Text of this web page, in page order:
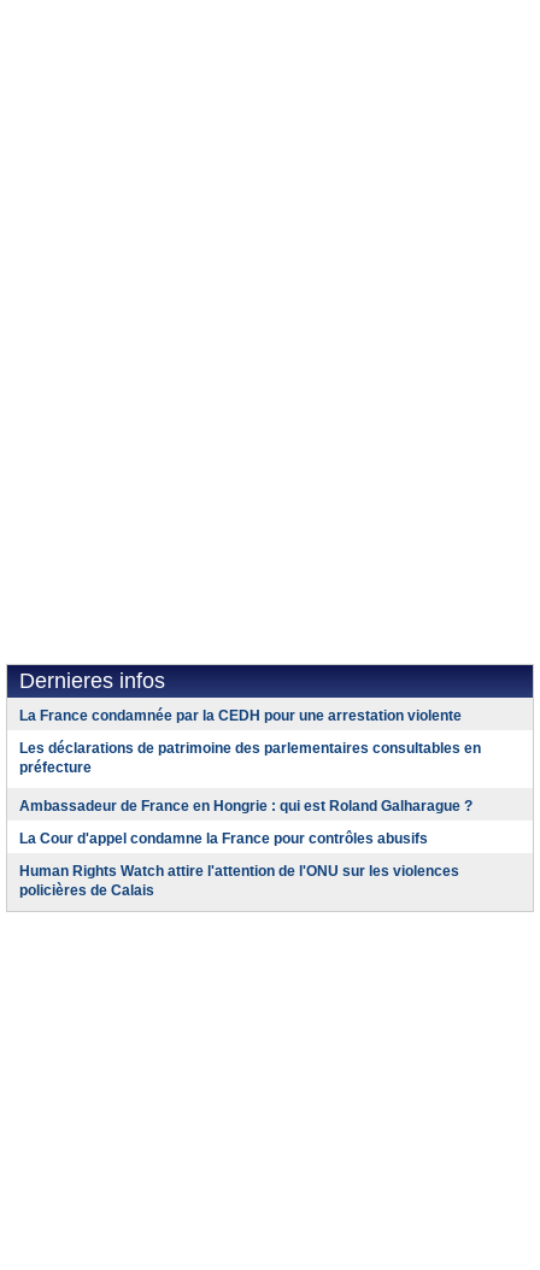
Dernieres infos
La France condamnée par la CEDH pour une arrestation violente
Les déclarations de patrimoine des parlementaires consultables en
préfecture
Ambassadeur de France en Hongrie : qui est Roland Galharague ?
La Cour d'appel condamne la France pour contrôles abusifs
Human Rights Watch attire l'attention de l'ONU sur les violences
policières de Calais